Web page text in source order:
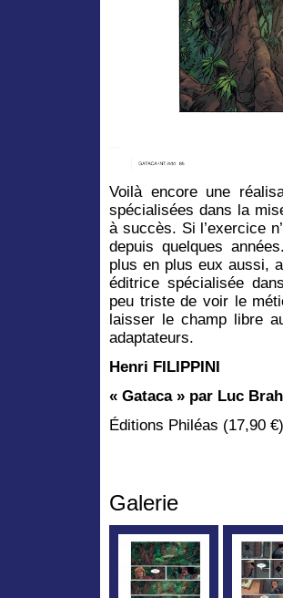
Voilà encore une
spécialisées dans la
à succès. Si l’exercice
depuis quelques
plus en plus eux aussi,
éditrice spécialisée
peu triste de voir le
laisser le champ libre
adaptateurs.
Henri FILIPPINI
« Gataca » par Luc
Éditions Philéas (17,90
Galerie